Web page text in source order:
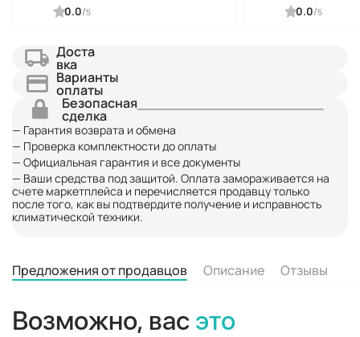
0.0/5 0.0/5
Доста
вка
Варианты
оплаты
Безопасная
сделка
— Гарантия возврата и обмена
— Проверка комплектности до оплаты
— Официальная гарантия и все документы
— Ваши средства под защитой. Оплата замораживается на
счете маркетплейса и перечисляется продавцу только
после того, как вы подтвердите получение и исправность
климатической техники.
Предложения от продавцов Описание Отзывы
Возможно, вас это